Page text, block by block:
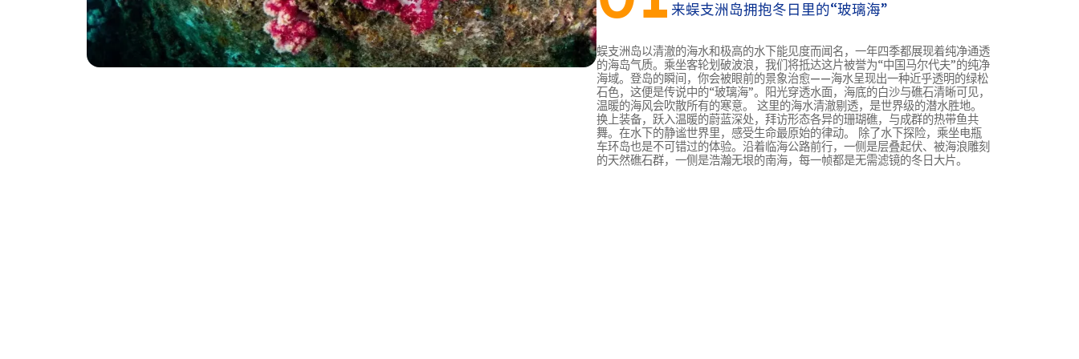
来蜈支洲岛拥抱冬日里的“玻璃海”
蜈支洲岛以清澈的海水和极高的水下能见度而闻名，一年四季都展现着纯净通透
的海岛气质。乘坐客轮划破波浪，我们将抵达这片被誉为“中国马尔代夫”的纯净
海域。登岛的瞬间，你会被眼前的景象治愈——海水呈现出一种近乎透明的绿松
石色，这便是传说中的“玻璃海”。阳光穿透水面，海底的白沙与礁石清晰可见，
温暖的海风会吹散所有的寒意。 这里的海水清澈剔透，是世界级的潜水胜地。
换上装备，跃入温暖的蔚蓝深处，拜访形态各异的珊瑚礁，与成群的热带鱼共
舞。在水下的静谧世界里，感受生命最原始的律动。 除了水下探险，乘坐电瓶
车环岛也是不可错过的体验。沿着临海公路前行，一侧是层叠起伏、被海浪雕刻
的天然礁石群，一侧是浩瀚无垠的南海，每一帧都是无需滤镜的冬日大片。